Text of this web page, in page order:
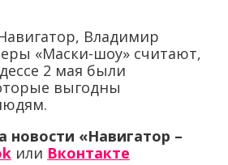
Владимир
«Маски-шоу» считают,
2 мая были
выгодны
новости «Навигатор –
или Вконтакте